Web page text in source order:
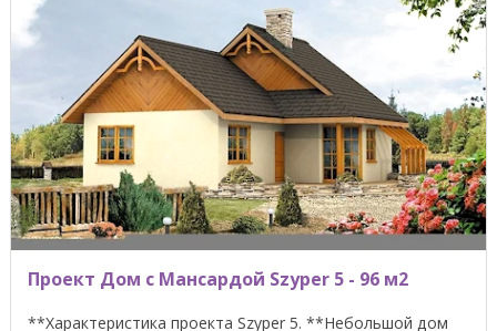
Проект Дом с Мансардой Szyper 5 - 96 м2
**Характеристика проекта Szyper 5. **Небольшой дом